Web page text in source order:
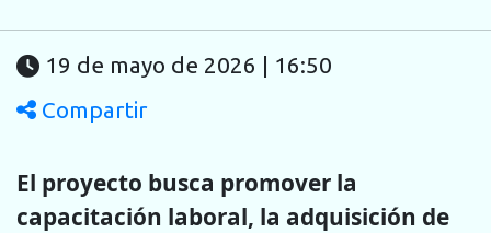
19 de mayo de 2026 | 16:50
Compartir
El proyecto busca promover la
capacitación laboral, la adquisición de